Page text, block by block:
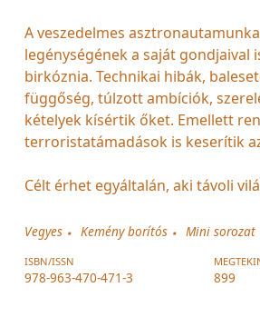
A veszedelmes
legénységének a saját gondjaival
birkóznia. Technikai hibák,
függőség, túlzott ambíciók,
kételyek kísértik őket. Emellett
terroristatámadások is keserítik
Célt érhet egyáltalán, aki távoli
Vegyes Kemény borítós Mini sorozat
ISBN/ISSN
978-963-470-471-3 899